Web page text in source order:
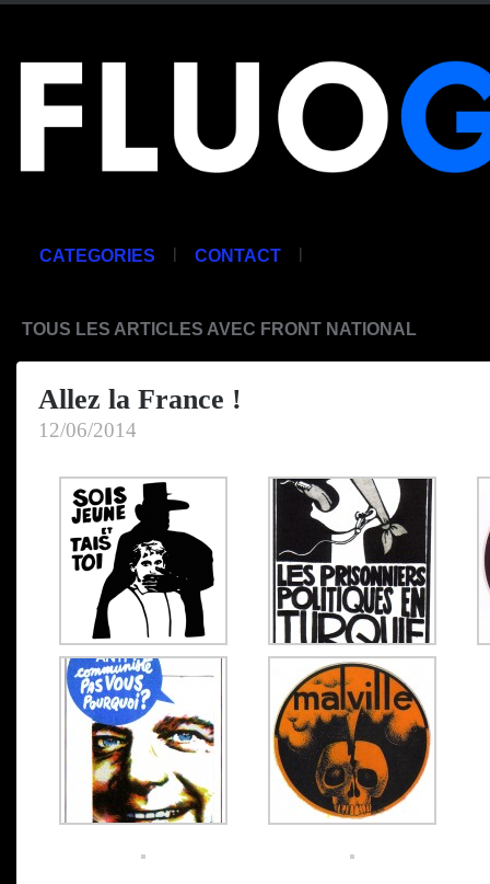
CATEGORIES | CONTACT |
TOUS LES ARTICLES AVEC FRONT NATIONAL
Allez la France !
12/06/2014